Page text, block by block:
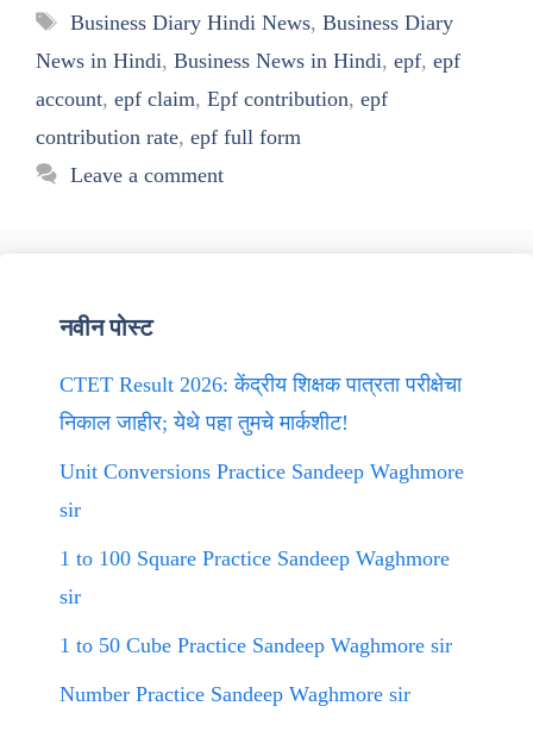
Tags
Business Diary Hindi News, Business Diary
News in Hindi, Business News in Hindi, epf, epf
account, epf claim, Epf contribution, epf
contribution rate, epf full form
Leave a comment
नवीन पोस्ट
CTET Result 2026: केंद्रीय शिक्षक पात्रता परीक्षेचा
निकाल जाहीर; येथे पहा तुमचे मार्कशीट!
Unit Conversions Practice Sandeep Waghmore
sir
1 to 100 Square Practice Sandeep Waghmore
sir
1 to 50 Cube Practice Sandeep Waghmore sir
Number Practice Sandeep Waghmore sir